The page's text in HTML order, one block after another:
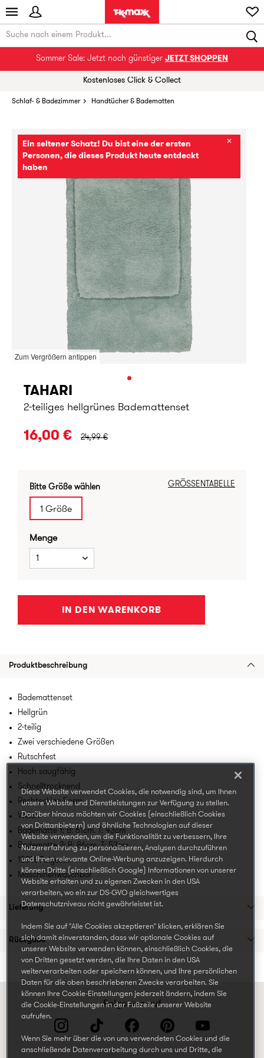
Sommer Sale: Jetzt noch günstiger JETZT SHOPPEN
Kostenloses Click & Collect
Schlaf- & Badezimmer Handtücher & Badematten
Ein seltener Schatz! Du bist eine der ersten
Personen, die dieses Produkt heute entdeckt
haben
✕
Zum Vergrößern antippen
TAHARI
2-teiliges hellgrünes Bademattenset
16,00 € URSPRÜNGLICHER PREIS:
24,99 €
GRÖSSENTABELLE
Bitte Größe wählen
1 Größe
Menge
1
IN DEN WARENKORB
Produktbeschreibung
Bademattenset
Hellgrün
2-teilig
Zwei verschiedene Größen
Rutschfest
Hoch saugfähig
Schnelltrocknend
Rechteckige Form
Weich
Badematte 1: B: 61cm. T: 43cm
Badematte 2: B: 86cm. T: 53cm
100% Polyester
Maschinenwaschbar
Lieferung
Rückgabe
Folge uns auf
Diese Website verwendet Cookies, die notwendig sind, um Ihnen
unsere Website und Dienstleistungen zur Verfügung zu stellen.
Darüber hinaus möchten wir Cookies (einschließlich Cookies
von Drittanbietern) und ähnliche Technologien auf dieser
Website verwenden, um die Funktionalität zu verbessern, Ihre
Nutzererfahrung zu personalisieren, Analysen durchzuführen
und Ihnen relevante Online-Werbung anzuzeigen. Hierdurch
können Dritte (einschließlich Google) Informationen von unserer
Website erhalten und zu eigenen Zwecken in den USA
verarbeiten, wo ein zur DS-GVO gleichwertiges
Datenschutzniveau nicht gewährleistet ist.
Indem Sie auf "Alle Cookies akzeptieren" klicken, erklären Sie
sich damit einverstanden, dass wir optionale Cookies auf
unserer Website verwenden können, einschließlich Cookies, die
von Dritten gesetzt werden, die Ihre Daten in den USA
weiterverarbeiten oder speichern können, und Ihre persönlichen
Daten für die oben beschriebenen Zwecke verarbeiten. Sie
können Ihre Cookie-Einstellungen jederzeit ändern, indem Sie
die Cookie-Einstellungen in der Fußzeile unserer Website
aufrufen.
Wenn Sie mehr über die von uns verwendeten Cookies und die
anschließende Datenverarbeitung durch uns und Dritte, die